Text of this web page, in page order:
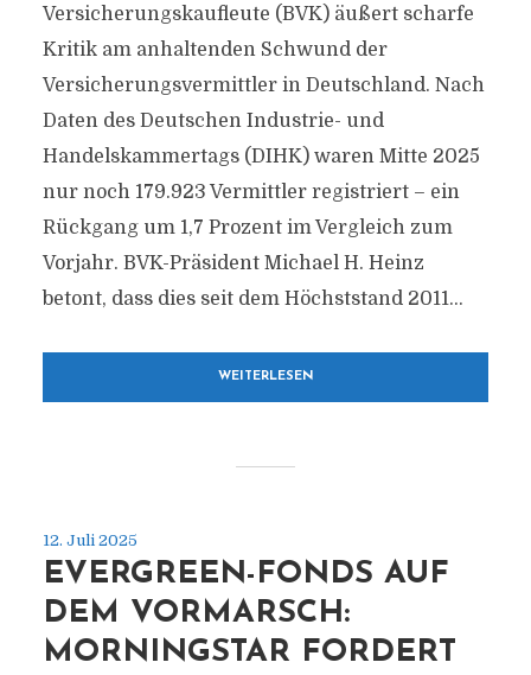
Versicherungskaufleute (BVK) äußert scharfe
Kritik am anhaltenden Schwund der
Versicherungsvermittler in Deutschland. Nach
Daten des Deutschen Industrie- und
Handelskammertags (DIHK) waren Mitte 2025
nur noch 179.923 Vermittler registriert – ein
Rückgang um 1,7 Prozent im Vergleich zum
Vorjahr. BVK-Präsident Michael H. Heinz
betont, dass dies seit dem Höchststand 2011...
WEITERLESEN
12. Juli 2025
EVERGREEN-FONDS AUF
DEM VORMARSCH:
MORNINGSTAR FORDERT